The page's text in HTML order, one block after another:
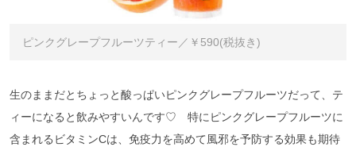
ピンクグレープフルーツティー／￥590(税抜き)
生のままだとちょっと酸っぱいピンクグレープフルーツだって、テ
ィーになると飲みやすいんです♡ 特にピンクグレープフルーツに
含まれるビタミンCは、免疫力を高めて風邪を予防する効果も期待